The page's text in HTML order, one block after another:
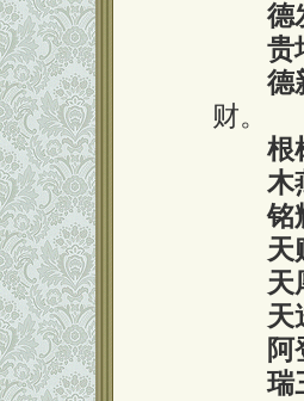
德
贵
德
财。
根
木
铭
天
天
天
阿
瑞